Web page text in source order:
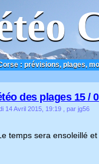
: prévisions, plages,
des plages 15 /
14 Avril 2015, 19:19 , par jg56
temps sera ensoleillé